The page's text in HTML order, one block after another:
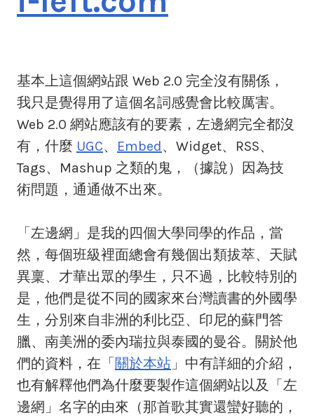
基本上這個網站跟 Web 2.0 完全沒有關係，
我只是覺得用了這個名詞感覺會比較厲害。
Web 2.0 網站應該有的要素，左邊網完全都沒
有，什麼 UGC、 Embed、Widget、RSS、
Tags、Mashup 之類的鬼，（據說）因為技
術問題，通通做不出來。
「左邊網」是我的四個大學同學的作品，當
然，每個班級裡面總會有幾個出類拔萃、天賦
異稟、才華出眾的學生，只不過，比較特別的
是，他們是從不同的國家來台灣讀書的外國學
生，分別來自非洲的利比亞、印尼的蘇門答
臘、南美洲的委內瑞拉與泰國的曼谷。關於他
們的資料，在「 關於本站 」中有詳細的介紹，
也有解釋他們為什麼要製作這個網站以及「左
邊網」名字的由來（那首歌其實還蠻好聽的，